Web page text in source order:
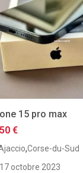
15 pro max
€
,Corse-du-Sud
17 octobre 2023